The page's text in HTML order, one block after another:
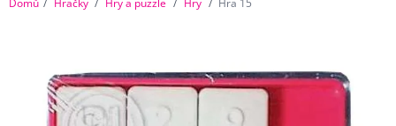
Domů Hračky Hry a puzzle Hry Hra 15